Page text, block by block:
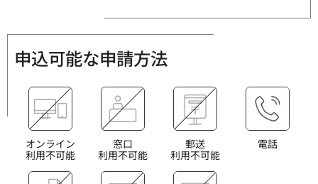
申込可能な申請方法
オンライン
利用不可能
窓口
利用不可能
郵送
利用不可能
電話